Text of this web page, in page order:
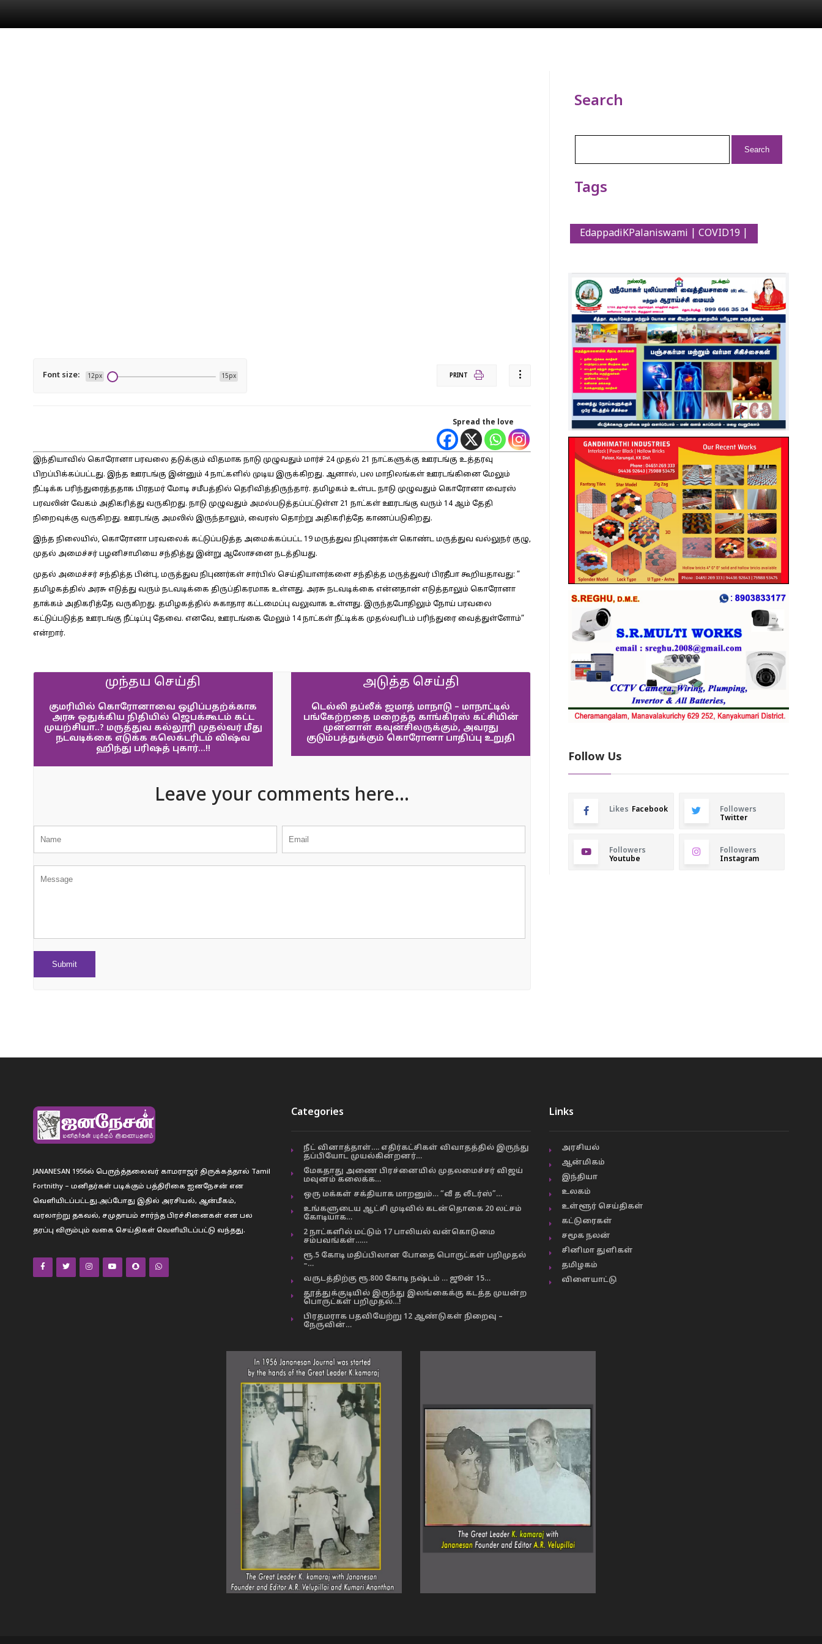
Font size: 12px 15px PRINT
Spread the love
இந்தியாவில் கொரோனா பரவலை தடுக்கும் விதமாக நாடு முழுவதும் மார்ச் 24 முதல் 21 நாட்களுக்கு ஊரடங்கு உத்தரவு
பிறப்பிக்கப்பட்டது. இந்த ஊரடங்கு இன்னும் 4 நாட்களில் முடிய இருக்கிறது. ஆனால், பல மாநிலங்கள் ஊரடங்கினை மேலும்
நீட்டிக்க பரிந்துரைத்ததாக பிரதமர் மோடி சமீபத்தில் தெரிவித்திருந்தார். தமிழகம் உள்பட நாடு முழுவதும் கொரோனா வைரஸ்
பரவலின் வேகம் அதிகரித்து வருகிறது. நாடு முழுவதும் அமல்படுத்தப்பட்டுள்ள 21 நாட்கள் ஊரடங்கு வரும் 14 ஆம் தேதி
நிறைவுக்கு வருகிறது. ஊரடங்கு அமலில் இருந்தாலும், வைரஸ் தொற்று அதிகரித்தே காணப்படுகிறது.
இந்த நிலையில், கொரோனா பரவலைக் கட்டுப்படுத்த அமைக்கப்பட்ட 19 மருத்துவ நிபுணர்கள் கொண்ட மருத்துவ வல்லுநர் குழு,
முதல் அமைச்சர் பழனிசாமியை சந்தித்து இன்று ஆலோசனை நடத்தியது.
முதல் அமைச்சர் சந்தித்த பின்பு, மருத்துவ நிபுணர்கள் சார்பில் செய்தியாளர்களை சந்தித்த மருத்துவர் பிரதீபா கூறியதாவது: ”
தமிழகத்தில் அரசு எடுத்து வரும் நடவடிக்கை திருப்திகரமாக உள்ளது. அரசு நடவடிக்கை என்னதான் எடுத்தாலும் கொரோனா
தாக்கம் அதிகரித்தே வருகிறது. தமிழகத்தில் சுகாதார கட்டமைப்பு வலுவாக உள்ளது. இருந்தபோதிலும் நோய் பரவலை
கட்டுப்படுத்த ஊரடங்கு நீட்டிப்பு தேவை. எனவே, ஊரடங்கை மேலும் 14 நாட்கள் நீட்டிக்க முதல்வரிடம் பரிந்துரை வைத்துள்ளோம்”
என்றார்.
முந்தய செய்தி
குமரியில் கொரோனாவை ஒழிப்பதற்க்காக
அரசு ஒதுக்கிய நிதியில் ஜெபக்கூடம் கட்ட
முயற்சியா..? மருத்துவ கல்லூரி முதல்வர் மீது
நடவடிக்கை எடுக்க கலெக்டரிடம் விஷ்வ
ஹிந்து பரிஷத் புகார்…!!
அடுத்த செய்தி
டெல்லி தப்லீக் ஜமாத் மாநாடு – மாநாட்டில்
பங்கேற்றதை மறைத்த காங்கிரஸ் கட்சியின்
முன்னாள் கவுன்சிலருக்கும், அவரது
குடும்பத்துக்கும் கொரோனா பாதிப்பு உறுதி
Leave your comments here...
Search
Tags
EdappadiKPalaniswami | COVID19 |
Follow Us
Likes Facebook
Followers
Twitter
Followers
Youtube
Followers
Instagram
JANANESAN 1956ல் பெருந்த்தலைவர் காமராஜர் திருக்கத்தால் Tamil
Fortnithy – மனிதர்கள் படிக்கும் பத்திரிகை ஐனநேசன் என
வெளியிடப்பட்டது.அப்போது இதில் அரசியல், ஆன்மீகம்,
வரலாற்று தகவல், சமுதாயம் சார்ந்த பிரச்சினைகள் என பல
தரப்பு விரும்பும் வகை செய்திகள் வெளியிடப்பட்டு வந்தது.
Categories
நீட் வினாத்தாள்…. எதிர்கட்சிகள் விவாதத்தில் இருந்து
தப்பியோட முயல்கின்றனர்…
மேகதாது அணை பிரச்னையில் முதலமைச்சர் விஜய்
மவுனம் கலைக்க…
ஒரு மக்கள் சக்தியாக மாறனும்… “வீ த லீடர்ஸ்”…
உங்களுடைய ஆட்சி முடிவில் கடன்தொகை 20 லட்சம்
கோடியாக…
2 நாட்களில் மட்டும் 17 பாலியல் வன்கொடுமை
சம்பவங்கள்……
ரூ.5 கோடி மதிப்பிலான போதை பொருட்கள் பறிமுதல்
–…
வருடத்திற்கு ரூ.800 கோடி நஷ்டம் … ஜூன் 15…
தூத்துக்குடியில் இருந்து இலங்கைக்கு கடத்த முயன்ற
பொருட்கள் பறிமுதல்…!
பிரதமராக பதவியேற்று 12 ஆண்டுகள் நிறைவு –
நேருவின்…
Links
அரசியல்
ஆன்மிகம்
இந்தியா
உலகம்
உள்ளூர் செய்திகள்
கட்டுரைகள்
சமூக நலன்
சினிமா துளிகள்
தமிழகம்
விளையாட்டு